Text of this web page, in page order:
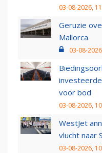
03-08-2026,
Geruzie
Mallorca
03-08-
voor bod
03-08-2026,
WestJet
vlucht naar
03-08-2026,